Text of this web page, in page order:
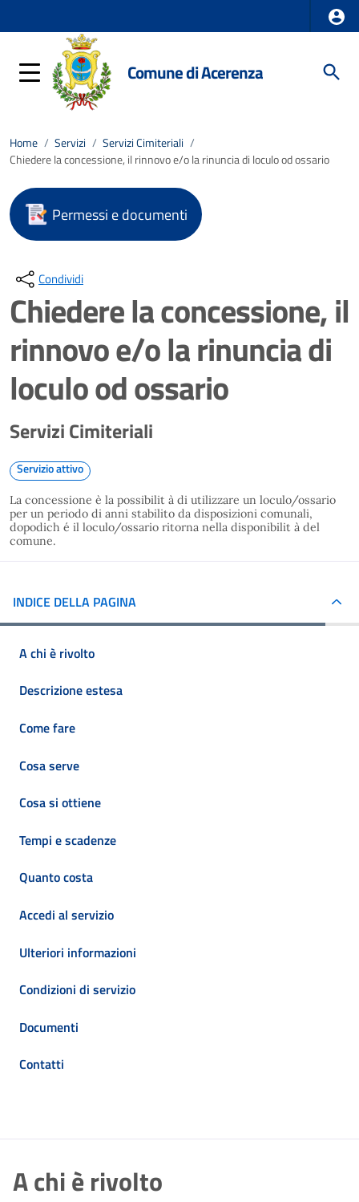
Comune di Acerenza
Home / Servizi / Servizi Cimiteriali /
Chiedere la concessione, il rinnovo e/o la rinuncia di loculo od ossario
Permessi e documenti
Condividi
Chiedere la concessione, il
rinnovo e/o la rinuncia di
loculo od ossario
Servizi Cimiteriali
Servizio attivo
La concessione è la possibilit à di utilizzare un loculo/ossario
per un periodo di anni stabilito da disposizioni comunali,
dopodich é il loculo/ossario ritorna nella disponibilit à del
comune.
INDICE DELLA PAGINA
A chi è rivolto
Descrizione estesa
Come fare
Cosa serve
Cosa si ottiene
Tempi e scadenze
Quanto costa
Accedi al servizio
Ulteriori informazioni
Condizioni di servizio
Documenti
Contatti
A chi è rivolto